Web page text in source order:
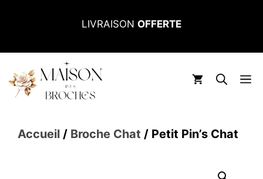
LIVRAISON OFFERTE
Accueil / Broche Chat / Petit Pin’s Chat